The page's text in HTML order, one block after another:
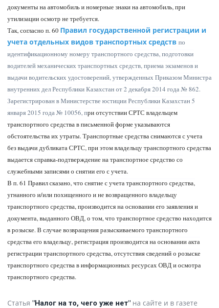
документы на автомобиль и номерные знаки на автомобиль, при
утилизации осмотр не требуется.
Так, согласно п. 60 Правил государственной регистрации и
учета отдельных видов транспортных средств по
идентификационному номеру транспортного средства, подготовки
водителей механических транспортных средств, приема экзаменов и
выдачи водительских удостоверений, утвержденных Приказом Министра
внутренних дел Республики Казахстан от 2 декабря 2014 года № 862.
Зарегистрирован в Министерстве юстиции Республики Казахстан 5
января 2015 года № 10056, при отсутствии СРТС владельцем
транспортного средства в письменной форме указываются
обстоятельства их утраты. Транспортные средства снимаются с учета
без выдачи дубликата СРТС, при этом владельцу транспортного средства
выдается справка-подтверждение на транспортное средство со
служебными записями о снятии его с учета.
В п. 61 Правил сказано, что снятие с учета транспортного средства,
угнанного и/или похищенного и не возвращенного владельцу
транспортного средства, производится на основании его заявления и
документа, выданного ОВД, о том, что транспортное средство находится
в розыске. В случае возвращения разыскиваемого транспортного
средства его владельцу, регистрация производится на основании акта
регистрации транспортного средства, отсутствия сведений о розыске
транспортного средства в информационных ресурсах ОВД и осмотра
транспортного средства.
Статья "Налог на то, чего уже нет" на сайте и в газете